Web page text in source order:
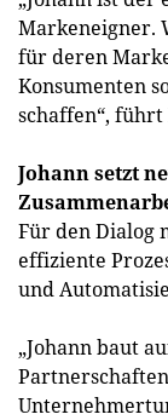
Markeneigner.
für deren
Konsumenten
schaffen“,
Johann setzt
Für den Dialog
effiziente
und
„Johann baut